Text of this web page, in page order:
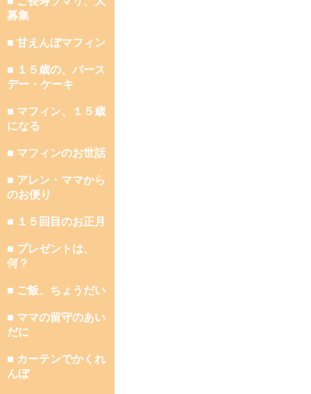
募集
■ 甘えんぼマフィン
■ １５歳の、バース
デー・ケーキ
■ マフィン、１５歳
になる
■ マフィンのお世話
■ アレン・ママから
のお便り
■ １５回目のお正月
■ プレゼントは、
何？
■ ご飯、ちょうだい
■ ママの留守のあい
だに
■ カーテンでかくれ
んぼ